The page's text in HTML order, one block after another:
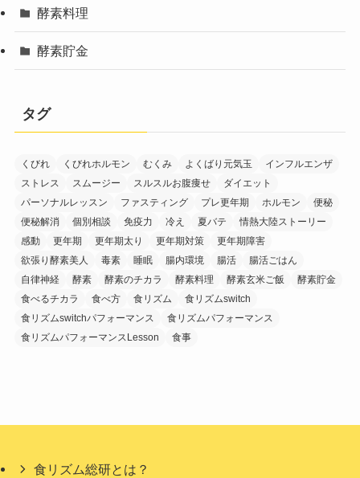
酵素料理
酵素貯金
タグ
くびれ くびれホルモン むくみ よくばり元気玉
インフルエンザ
ストレス
スムージー スルスルお腹痩せ
ダイエット
パーソナルレッスン
ファスティング プレ更年期 ホルモン
便秘
便秘解消
個別相談 免疫力 冷え 夏バテ
情熱大陸ストーリー
感動
更年期 更年期太り 更年期対策
更年期障害
欲張り酵素美人
毒素 睡眠 腸内環境 腸活
腸活ごはん
自律神経
酵素 酵素のチカラ 酵素料理 酵素玄米ご飯
酵素貯金
食べるチカラ
食べ方 食リズム
食リズムswitch
食リズムswitchパフォーマンス
食リズムパフォーマンス
食リズムパフォーマンスLesson
食事
食リズム総研とは？